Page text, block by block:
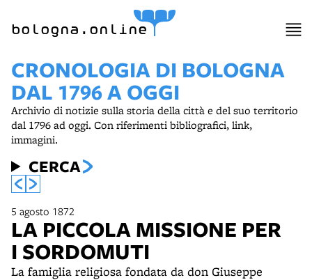
bologna.online
CRONOLOGIA DI BOLOGNA
DAL 1796 A OGGI
Archivio di notizie sulla storia della città e del suo territorio
dal 1796 ad oggi. Con riferimenti bibliografici, link,
immagini.
CERCA
5 agosto 1872
LA PICCOLA MISSIONE PER
I SORDOMUTI
La famiglia religiosa fondata da don Giuseppe